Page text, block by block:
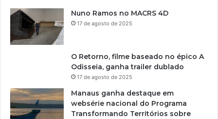
Nuno Ramos no MACRS 4D
17 de agosto de 2025
O Retorno, filme baseado no épico A
Odisseia, ganha trailer dublado
17 de agosto de 2025
Manaus ganha destaque em
websérie nacional do Programa
Transformando Territórios sobre